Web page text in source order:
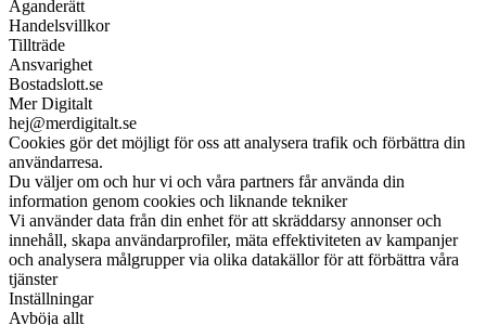
Äganderätt
Handelsvillkor
Tillträde
Ansvarighet
Bostadslott.se
Mer Digitalt
hej@merdigitalt.se
Cookies gör det möjligt för oss att analysera trafik och förbättra din
användarresa.
Du väljer om och hur vi och våra partners får använda din
information genom cookies och liknande tekniker
Vi använder data från din enhet för att skräddarsy annonser och
innehåll, skapa användarprofiler, mäta effektiviteten av kampanjer
och analysera målgrupper via olika datakällor för att förbättra våra
tjänster
Inställningar
Avböja allt